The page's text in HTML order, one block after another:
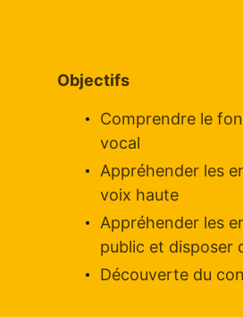
Objectifs
Comprendre le
vocal
Appréhender les
voix haute
Appréhender les
public et disposer
Découverte du